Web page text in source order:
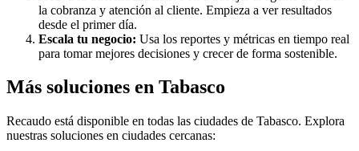
la cobranza y atención al cliente. Empieza a ver resultados
desde el primer día.
Escala tu negocio: Usa los reportes y métricas en tiempo real
para tomar mejores decisiones y crecer de forma sostenible.
Más soluciones en Tabasco
Recaudo está disponible en todas las ciudades de Tabasco. Explora
nuestras soluciones en ciudades cercanas: